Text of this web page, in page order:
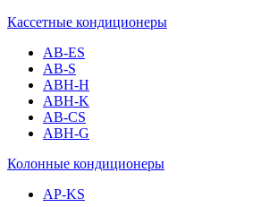
Кассетные кондиционеры
AB-ES
AB-S
ABH-H
ABH-K
AB-CS
ABH-G
Колонные кондиционеры
AP-KS